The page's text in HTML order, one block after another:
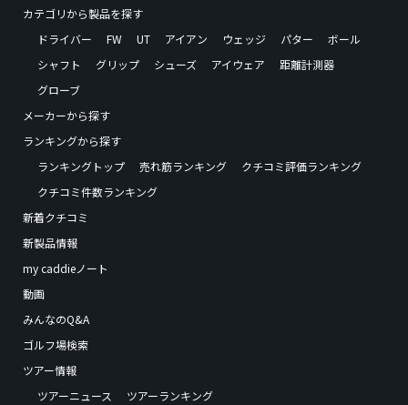
カテゴリから製品を探す
ドライバー
FW UT アイアン ウェッジ パター
ボール
シャフト
グリップ シューズ アイウェア
距離計測器
グローブ
メーカーから探す
ランキングから探す
ランキングトップ
売れ筋ランキング
クチコミ評価ランキング
クチコミ件数ランキング
新着クチコミ
新製品情報
my caddieノート
動画
みんなのQ&A
ゴルフ場検索
ツアー情報
ツアーニュース
ツアーランキング